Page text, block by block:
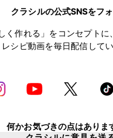
クラシルの公式SNSをフ
く作れる」をコンセプト
レシピ動画を毎日配信してい
何かお気づきの点はありま